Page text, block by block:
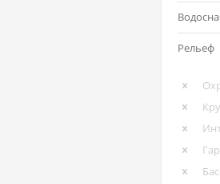
Рельеф